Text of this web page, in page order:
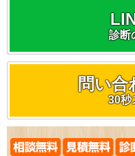
診断
問い合
30秒